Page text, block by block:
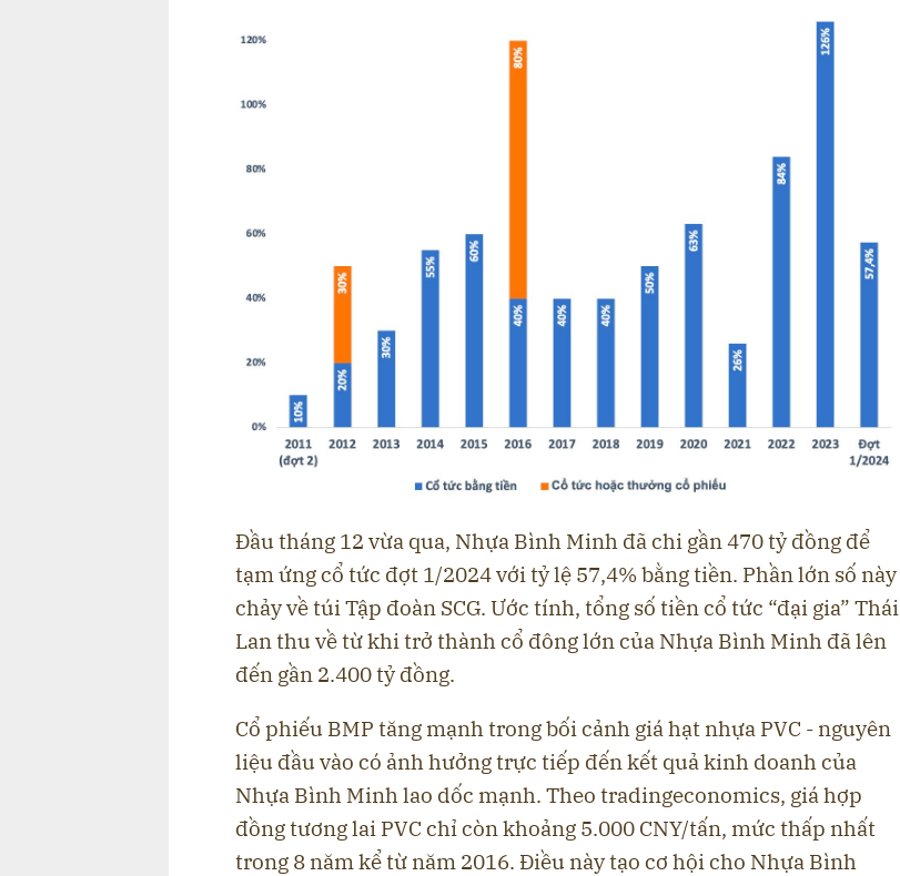
Đầu tháng 12 vừa qua, Nhựa Bình Minh đã chi gần 470 tỷ đồng để
tạm ứng cổ tức đợt 1/2024 với tỷ lệ 57,4% bằng tiền. Phần lớn số này
chảy về túi Tập đoàn SCG. Ước tính, tổng số tiền cổ tức “đại gia” Thái
Lan thu về từ khi trở thành cổ đông lớn của Nhựa Bình Minh đã lên
đến gần 2.400 tỷ đồng.
Cổ phiếu BMP tăng mạnh trong bối cảnh giá hạt nhựa PVC - nguyên
liệu đầu vào có ảnh hưởng trực tiếp đến kết quả kinh doanh của
Nhựa Bình Minh lao dốc mạnh. Theo tradingeconomics, giá hợp
đồng tương lai PVC chỉ còn khoảng 5.000 CNY/tấn, mức thấp nhất
trong 8 năm kể từ năm 2016. Điều này tạo cơ hội cho Nhựa Bình